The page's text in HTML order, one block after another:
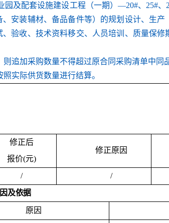
园及配套设施建设工程（一期）—20#、25#
、安装辅材、备品备件等）的规划设计、生产
、验收、技术资料移交、人员培训 、 质量保修
则追加采购数量不得超过原合同采购清单中同
实际供货数量进行结算。
修正后
报价(元)
修正原因
/ /
及依据
原因